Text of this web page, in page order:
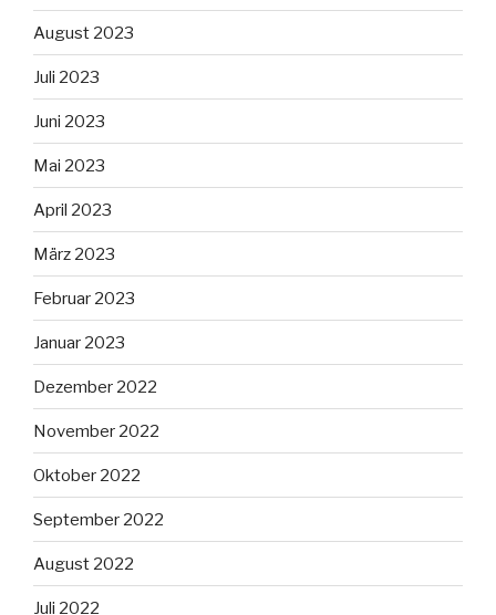
August 2023
Juli 2023
Juni 2023
Mai 2023
April 2023
März 2023
Februar 2023
Januar 2023
Dezember 2022
November 2022
Oktober 2022
September 2022
August 2022
Juli 2022